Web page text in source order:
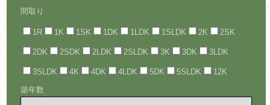
間取り
1R 1K 1SK 1DK 1LDK 1SLDK 2K 2SK
2DK 2SDK 2LDK 2SLDK 3K 3DK 3LDK
3SLDK 4K 4DK 4LDK 5DK 5SLDK
12K
築年数